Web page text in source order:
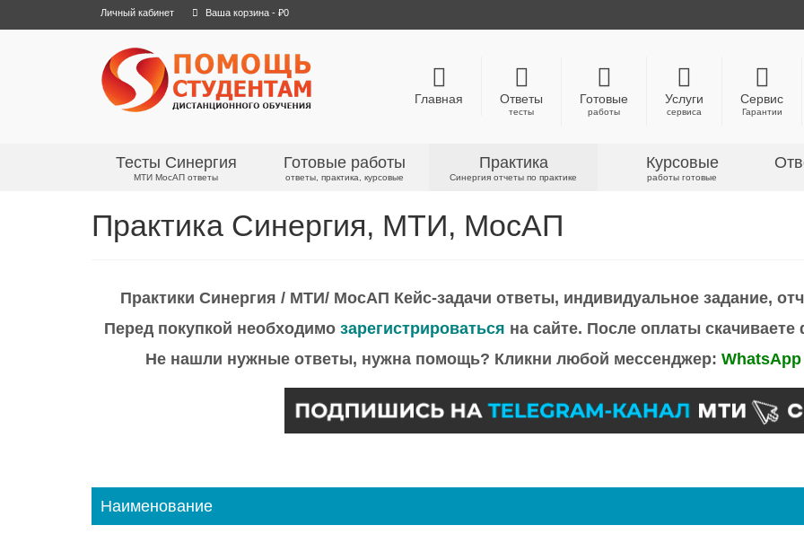
Личный кабинет Ваша корзина - ₽0
Главная Ответы
тесты
Готовые
работы
Услуги
сервиса
Сервис
Гарантии
Тесты Синергия
МТИ МосАП ответы
Готовые работы
ответы, практика, курсовые
Практика
Синергия отчеты по практике
Курсовые
работы готовые
Практика Синергия, МТИ, МосАП
Практики Синергия / МТИ/ МосАП Кейс-задачи ответы, индивидуальное задание,
Перед покупкой необходимо зарегистрироваться на сайте. После оплаты
Не нашли нужные ответы, нужна помощь? Кликни любой мессенджер: WhatsApp
Наименование